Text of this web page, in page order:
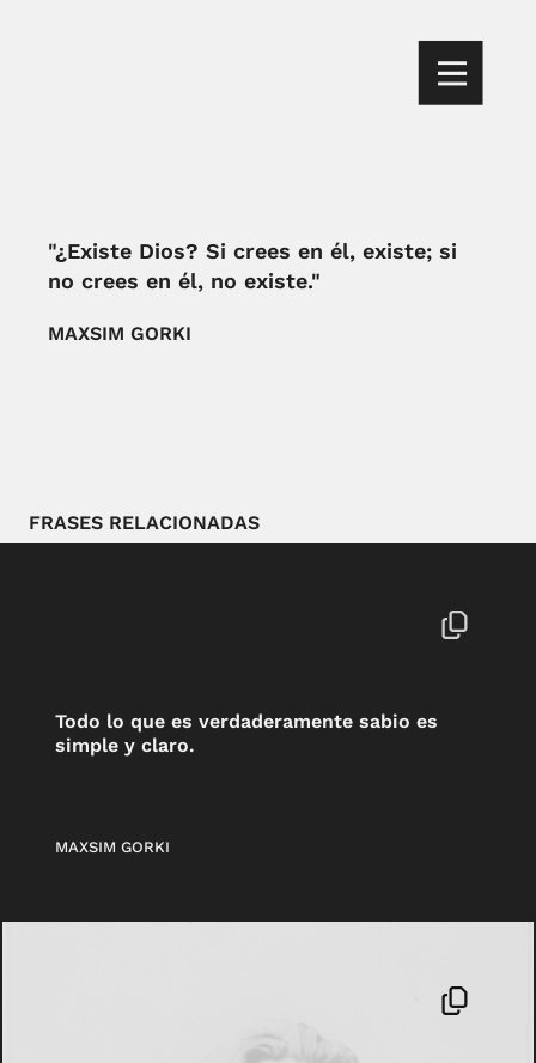
"¿Existe Dios? Si crees en él, existe; si
no crees en él, no existe."
MAXSIM GORKI
FRASES RELACIONADAS
Todo lo que es verdaderamente sabio es
simple y claro.
MAXSIM GORKI